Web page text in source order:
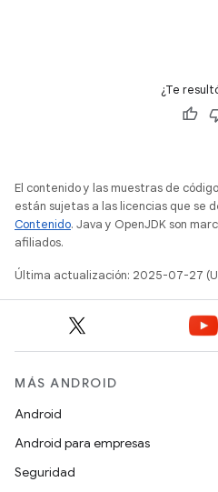
¿Te
El contenido y las muestras de
están sujetas a las licencias que se
Contenido. Java y OpenJDK son
afiliados.
Última actualización: 2025-07-27
MÁS ANDROID
Android
Android para empresas
Seguridad